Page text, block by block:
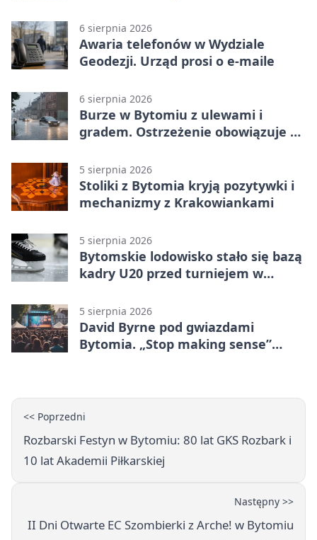
6 sierpnia 2026
Awaria telefonów w Wydziale
Geodezji. Urząd prosi o e-maile
6 sierpnia 2026
Burze w Bytomiu z ulewami i
gradem. Ostrzeżenie obowiązuje do
5 sierpnia 2026
Stoliki z Bytomia kryją pozytywki i
mechanizmy z Krakowiankami
5 sierpnia 2026
Bytomskie lodowisko stało się bazą
kadry U20 przed turniejem w
5 sierpnia 2026
David Byrne pod gwiazdami
Bytomia. „Stop making sense”
<< Poprzedni
Rozbarski Festyn w Bytomiu: 80 lat GKS Rozbark i
10 lat Akademii Piłkarskiej
Następny >>
II Dni Otwarte EC Szombierki z Arche! w Bytomiu